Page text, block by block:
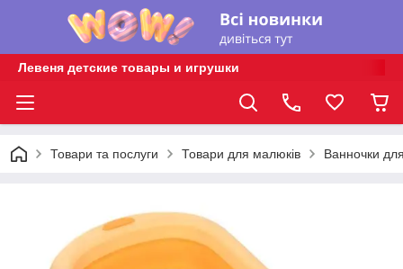
Левеня детские товары и игрушки
Товари та послуги Товари для малюків Ванночки